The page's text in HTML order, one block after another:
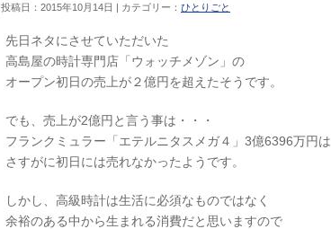
投稿日：2015年10月14日 | カテゴリー： ひとりごと
先日ネタにさせていただいた
高島屋の時計専門店「ウォッチメゾン」の
オープン初日の売上が２億円を超えたそうです。
でも、売上が2億円と言う事は・・・
フランクミュラー「エテルニタスメガ４」3億6396万円は
さすがに初日には売れなかったようです。
しかし、高級時計は生活に必須なものではなく
余裕のある中から生まれる消費だと思いますので